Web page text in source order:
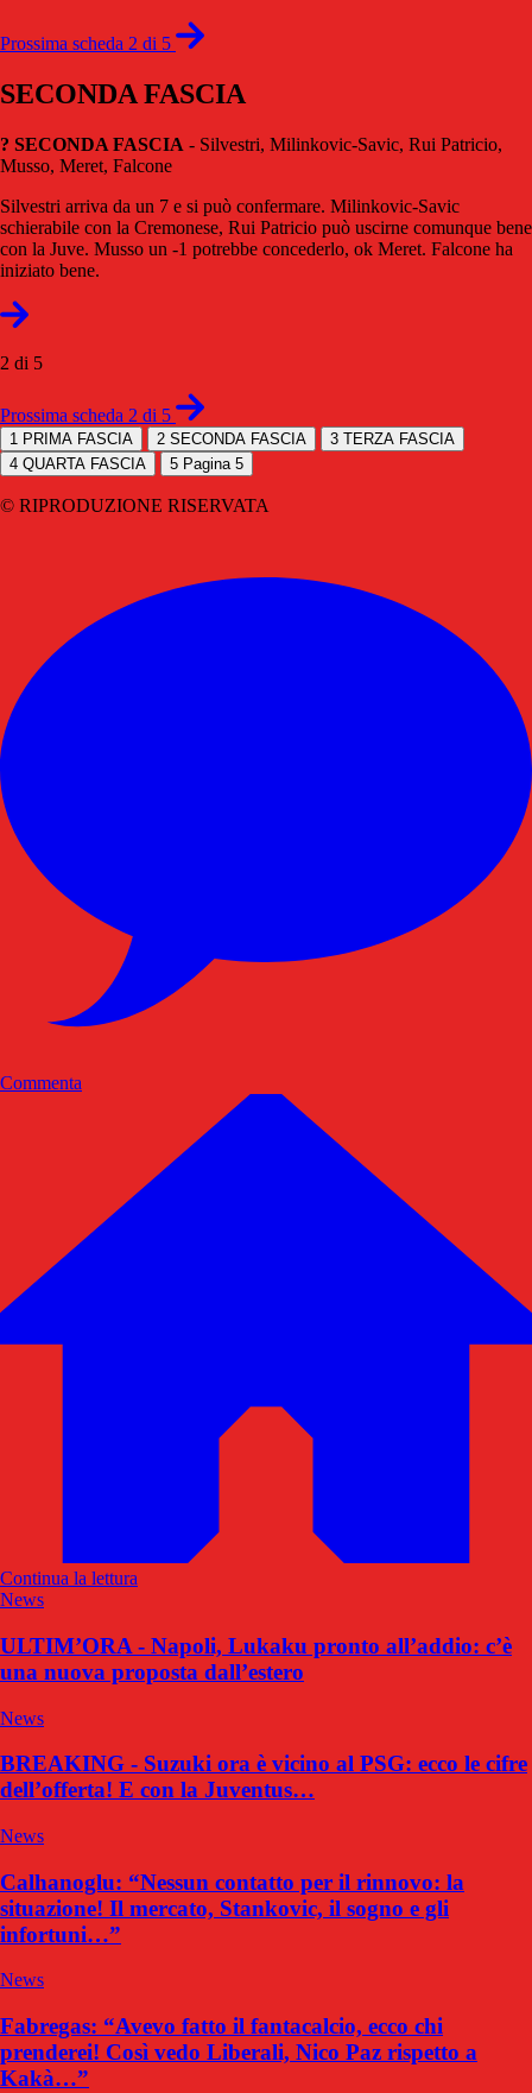
Prossima scheda 2 di 5
SECONDA FASCIA
? SECONDA FASCIA - Silvestri, Milinkovic-Savic, Rui Patricio,
Musso, Meret, Falcone
Silvestri arriva da un 7 e si può confermare. Milinkovic-Savic
schierabile con la Cremonese, Rui Patricio può uscirne comunque bene
con la Juve. Musso un -1 potrebbe concederlo, ok Meret. Falcone ha
iniziato bene.
2 di 5
Prossima scheda 2 di 5
1 PRIMA FASCIA 2 SECONDA FASCIA 3 TERZA FASCIA
4 QUARTA FASCIA 5 Pagina 5
© RIPRODUZIONE RISERVATA
Commenta
Continua la lettura
News
ULTIM’ORA - Napoli, Lukaku pronto all’addio: c’è
una nuova proposta dall’estero
News
BREAKING - Suzuki ora è vicino al PSG: ecco le cifre
dell’offerta! E con la Juventus…
News
Calhanoglu: “Nessun contatto per il rinnovo: la
situazione! Il mercato, Stankovic, il sogno e gli
infortuni…”
News
Fabregas: “Avevo fatto il fantacalcio, ecco chi
prenderei! Così vedo Liberali, Nico Paz rispetto a
Kakà…”